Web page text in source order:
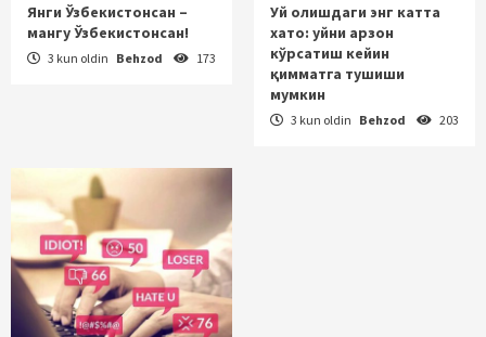
Янги Ўзбекистонсан –
мангу Ўзбекистонсан!
3 kun oldin Behzod 173
Уй олишдаги энг катта
хато: уйни арзон
кўрсатиш кейин
қимматга тушиши
мумкин
3 kun oldin Behzod 203